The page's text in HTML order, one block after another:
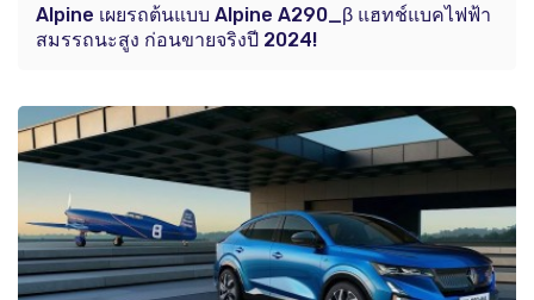
Alpine เผยรถต้นแบบ Alpine A290_β แฮทช์แบคไฟฟ้า
สมรรถนะสูง ก่อนขายจริงปี 2024!